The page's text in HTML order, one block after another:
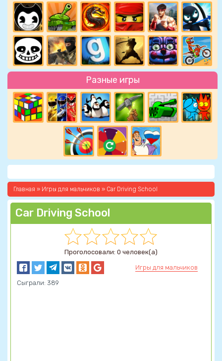
Разные игры
Главная » Игры для мальчиков » Car Driving School
Car Driving School
Проголосовали: 0 человек(а)
Игры для мальчиков
Сыграли: 389